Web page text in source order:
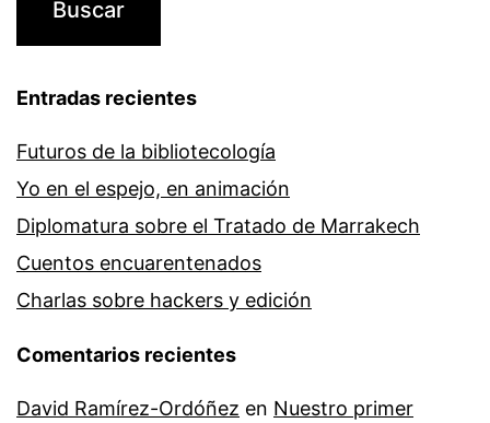
Entradas recientes
Futuros de la bibliotecología
Yo en el espejo, en animación
Diplomatura sobre el Tratado de Marrakech
Cuentos encuarentenados
Charlas sobre hackers y edición
Comentarios recientes
David Ramírez-Ordóñez en Nuestro primer